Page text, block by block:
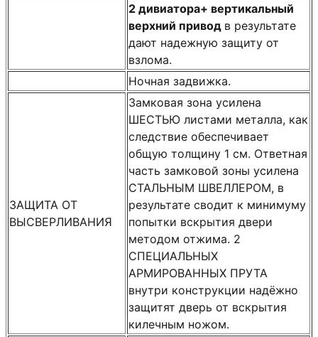
2 дивиатора+ вертикальный
верхний привод в результате
дают надежную защиту от
взлома.
Ночная задвижка.
ЗАЩИТА ОТ
ВЫСВЕРЛИВАНИЯ
Замковая зона усилена
ШЕСТЬЮ листами металла, как
следствие обеспечивает
общую толщину 1 см. Ответная
часть замковой зоны усилена
СТАЛЬНЫМ ШВЕЛЛЕРОМ, в
результате сводит к минимуму
попытки вскрытия двери
методом отжима. 2
СПЕЦИАЛЬНЫХ
АРМИРОВАННЫХ ПРУТА
внутри конструкции надёжно
защитят дверь от вскрытия
килечным ножом.